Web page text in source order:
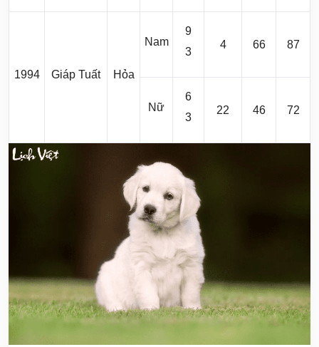
1994 Giáp Tuất Hỏa
Nam
9
3
4 66 87
Nữ
6
3
22 46 72